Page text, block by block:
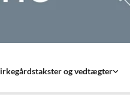
og vedtægter